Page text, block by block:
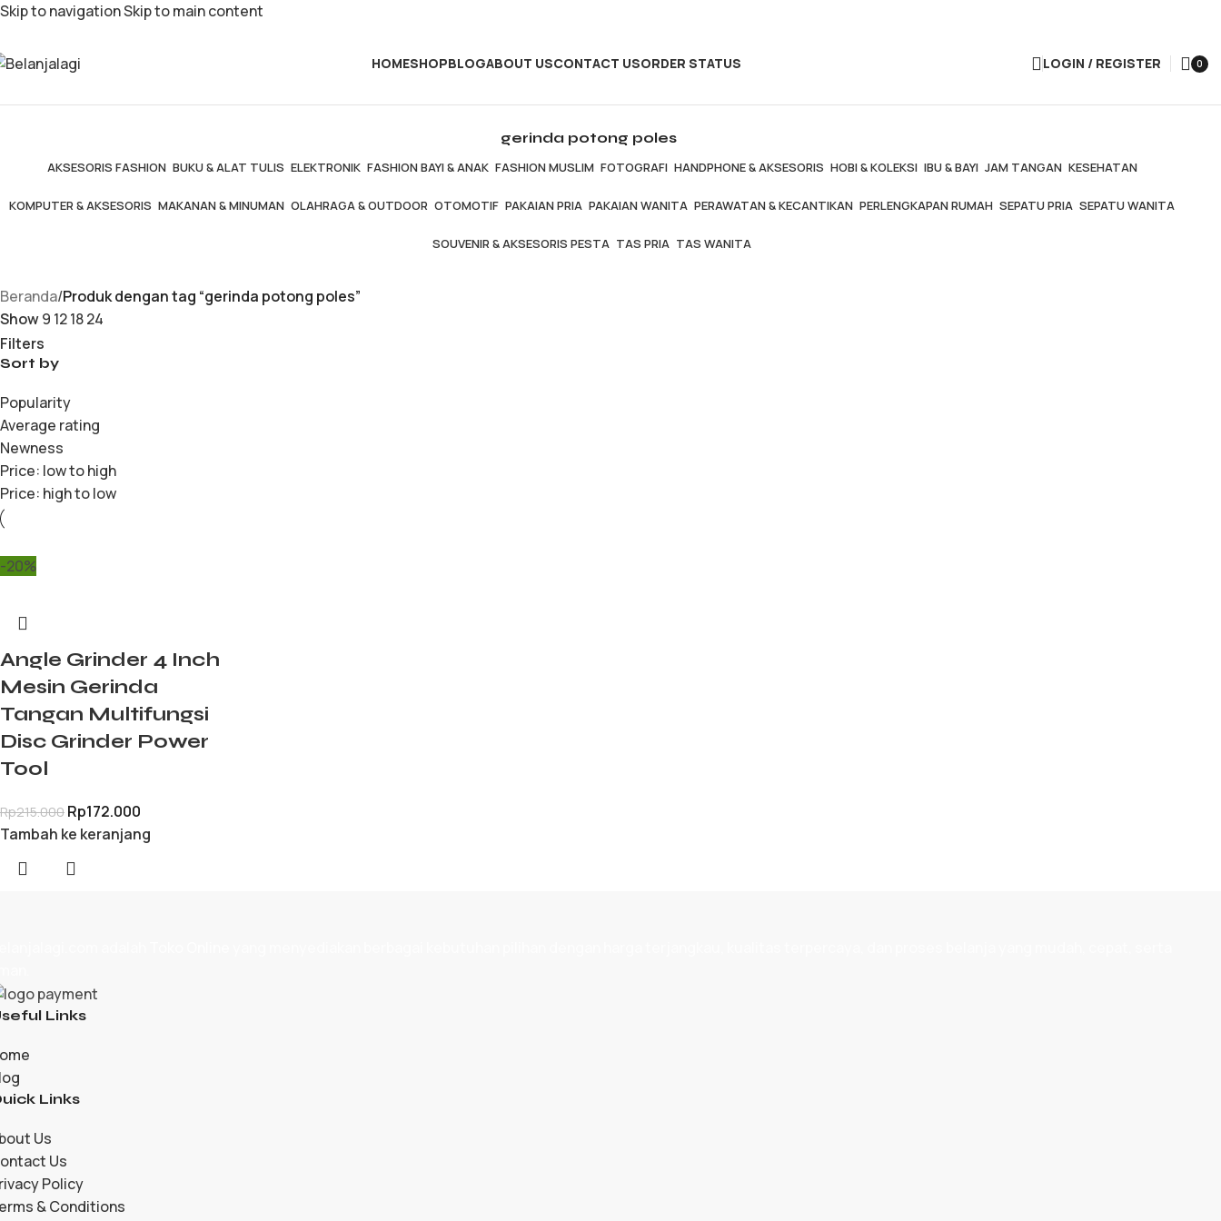
Skip to navigationSkip to main content
HOMESHOPBLOGABOUT USCONTACT USORDER STATUS LOGIN / REGISTER
0
gerinda potong poles
AKSESORIS FASHION BUKU & ALAT TULIS ELEKTRONIK FASHION BAYI & ANAK FASHION MUSLIM FOTOGRAFI HANDPHONE & AKSESORIS HOBI & KOLEKSI IBU & BAYI JAM TANGAN KESEHATAN
KOMPUTER & AKSESORIS MAKANAN & MINUMAN OLAHRAGA & OUTDOOR OTOMOTIF PAKAIAN PRIA PAKAIAN WANITA PERAWATAN & KECANTIKAN PERLENGKAPAN RUMAH SEPATU PRIA SEPATU WANITA
SOUVENIR & AKSESORIS PESTA TAS PRIA TAS WANITA
Beranda/Produk dengan tag “gerinda potong poles”
Show9 121824
Filters
Sort by
Popularity
Average rating
Newness
Price: low to high
Price: high to low
-20%
Angle Grinder 4 Inch
Mesin Gerinda
Tangan Multifungsi
Disc Grinder Power
Tool
Rp215.000 Rp172.000
Tambah ke keranjang
Links
Links
Us
Us
Policy
& Conditions